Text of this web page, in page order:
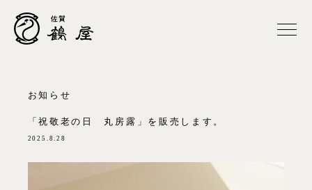
お知らせ
「祝敬老の日 丸房露」を販売します。
2025.8.28